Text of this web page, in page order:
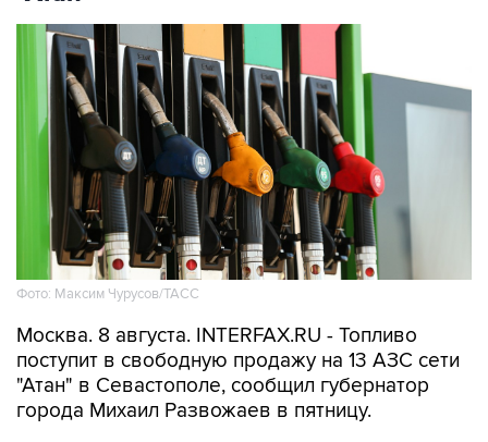
Фото: Максим Чурусов/ТАСС
Москва. 8 августа. INTERFAX.RU - Топливо
поступит в свободную продажу на 13 АЗС сети
"Атан" в Севастополе, сообщил губернатор
города Михаил Развожаев в пятницу.